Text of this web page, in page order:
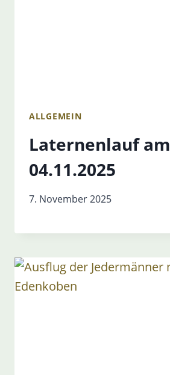
ALLGEMEIN
Laternenlauf am
04.11.2025
7. November 2025